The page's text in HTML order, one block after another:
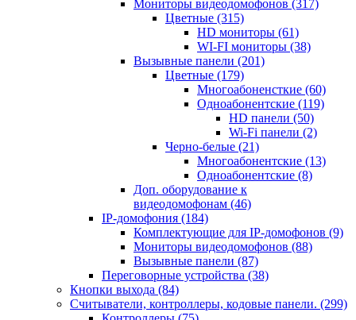
Мониторы видеодомофонов (317)
Цветные (315)
HD мониторы (61)
WI-FI мониторы (38)
Вызывные панели (201)
Цветные (179)
Многоабоненсткие (60)
Одноабонентские (119)
HD панели (50)
Wi-Fi панели (2)
Черно-белые (21)
Многоабонентские (13)
Одноабонентские (8)
Доп. оборудование к
видеодомофонам (46)
IP-домофония (184)
Комплектующие для IP-домофонов (9)
Мониторы видеодомофонов (88)
Вызывные панели (87)
Переговорные устройства (38)
Кнопки выхода (84)
Считыватели, контроллеры, кодовые панели. (299)